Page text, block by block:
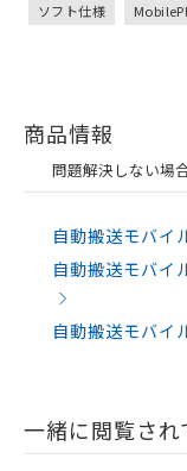
ソフト仕様
商品情報
問題解決しない場
自動搬送モバイ
自動搬送モバイ
自動搬送モバイ
一緒に閲覧され